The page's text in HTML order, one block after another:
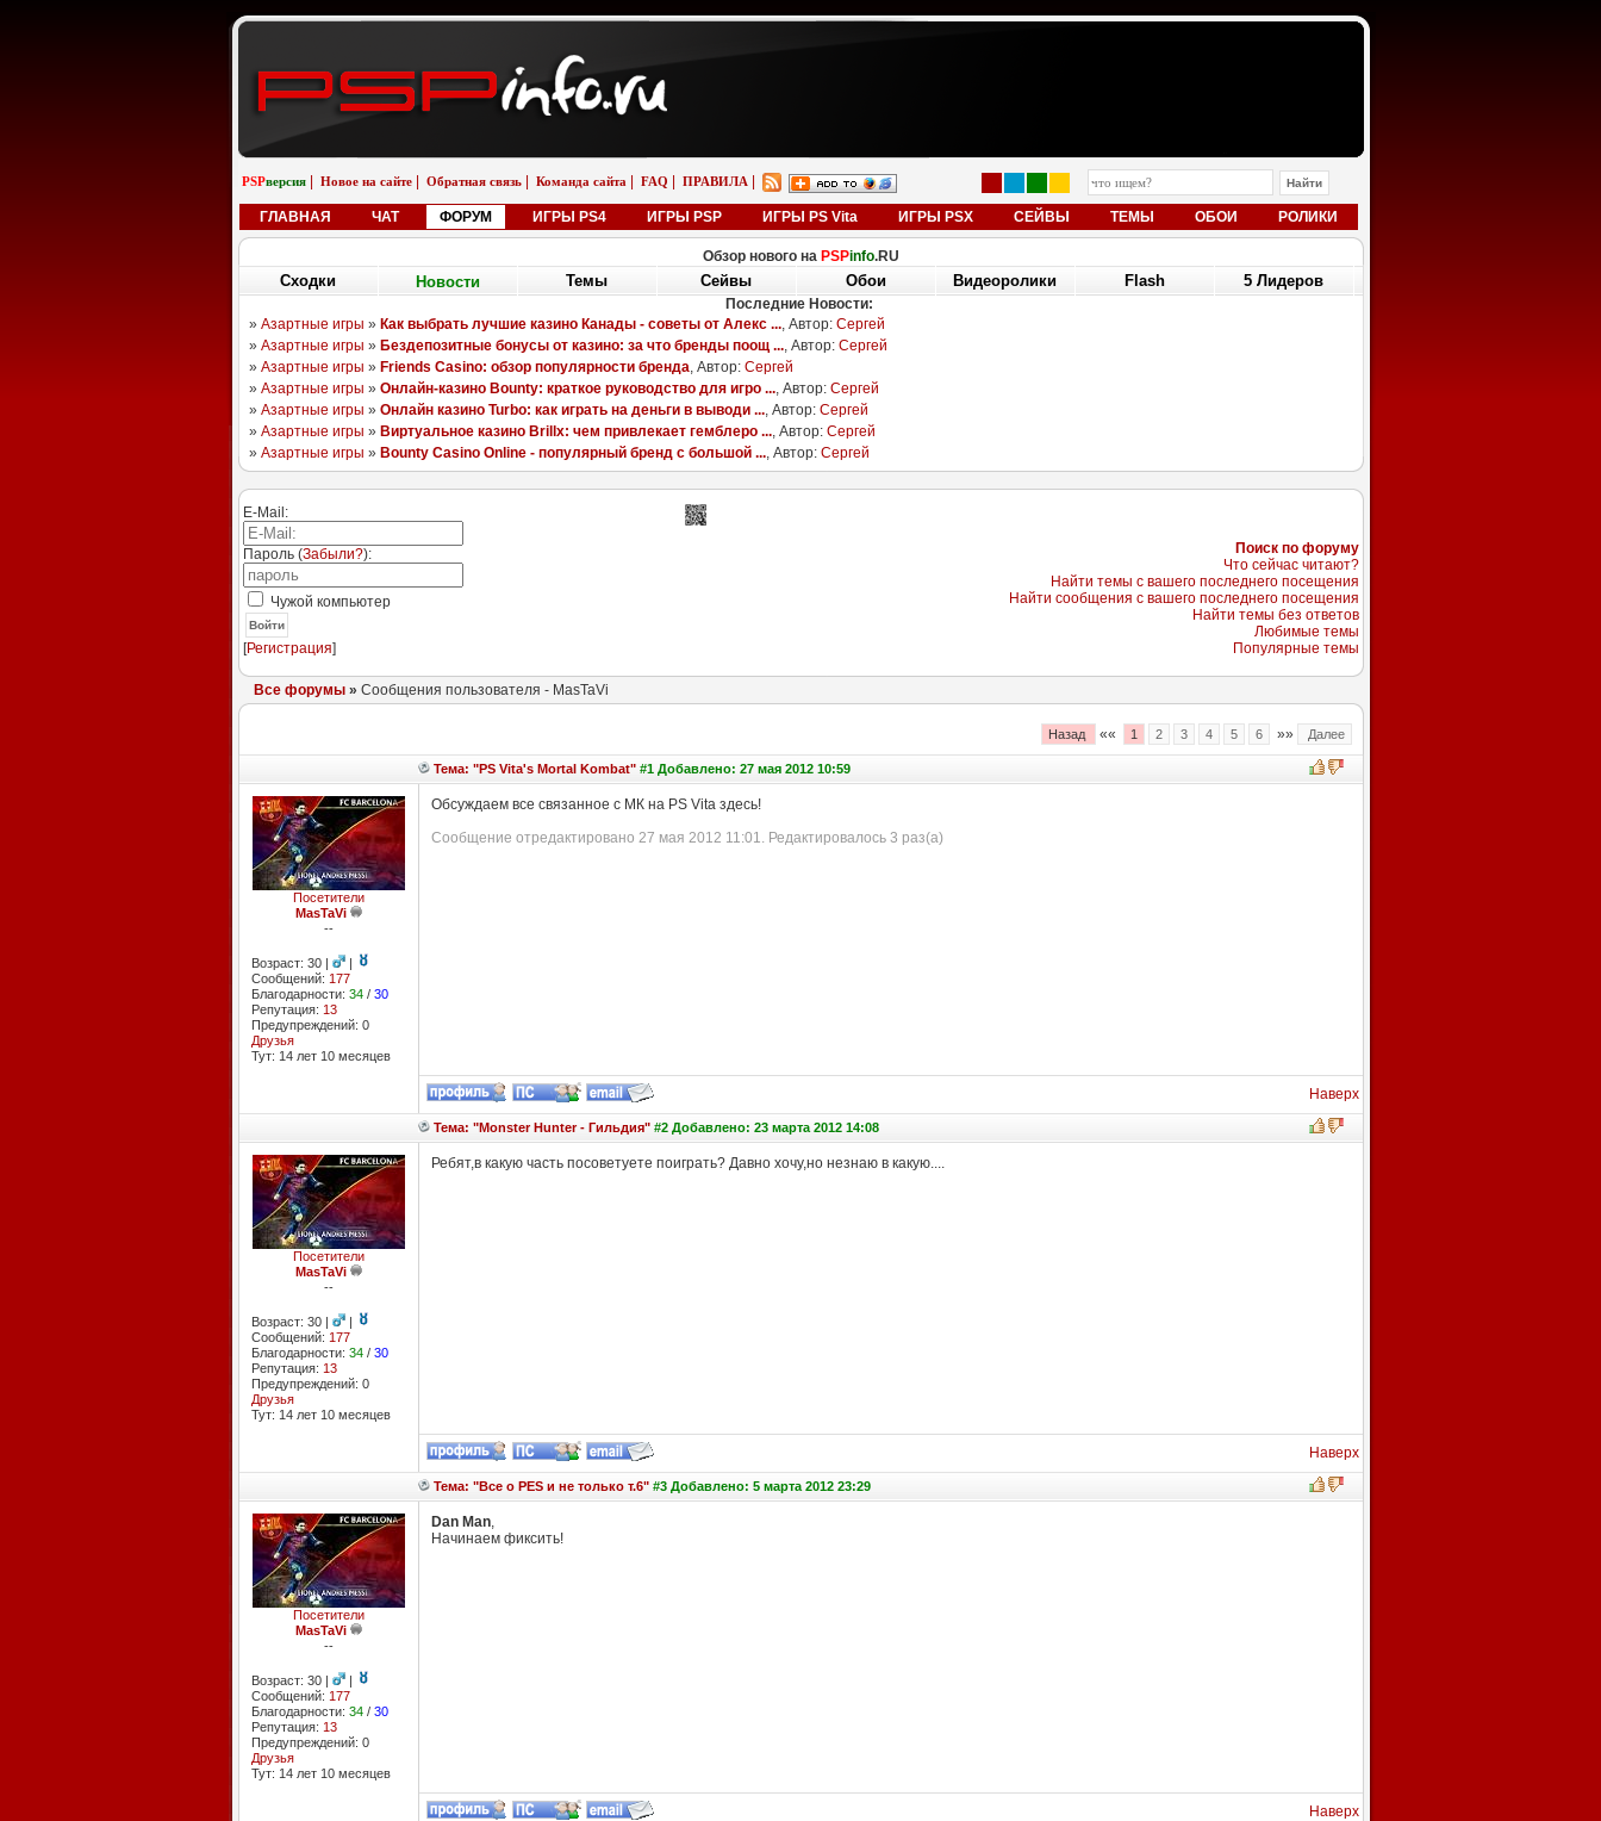
PSPверсия Новое на сайте Обратная связь Команда сайта FAQ ПРАВИЛА
ГЛАВНАЯ ЧАТ ФОРУМ ИГРЫ PS4 ИГРЫ PSP ИГРЫ PS Vita ИГРЫ PSX СЕЙВЫ ТЕМЫ ОБОИ РОЛИКИ
Обзор нового на PSPinfo.RU
Сходки Новости Темы Сейвы Обои Видеоролики Flash 5 Лидеров
Последние Темы:
08.08.25
Sony Aero Theme
randomizer562
06.11.18
Pixels
boyarchuk
26.04.13
LittleBigPlanet
YAGAMI55
05.01.13
Ika Musume
ULTIMATOR
04.01.13
Nichijou [RUS]
ULTIMATOR
E-Mail:
Пароль (Забыли?):
Чужой компьютер
Войти
[Регистрация]
Поиск по форуму
Что сейчас читают?
Найти темы с вашего последнего посещения
Найти сообщения с вашего последнего посещения
Найти темы без ответов
Любимые темы
Популярные темы
Все форумы» Сообщения пользователя - MasTaVi
Назад «« 1 2 3 4 5 6 »» Далее
Тема: "PS Vita's Mortal Kombat"#1 Добавлено: 27 мая 2012 10:59
Посетители
MasTaVi
--
Возраст: 30 |
|
Сообщений: 177
Благодарности: 34/ 30
Репутация: 13
Предупреждений: 0
Друзья
Тут: 14 лет 10 месяцев
Обсуждаем все связанное с МК на PS Vita здесь!
Сообщение отредактировано 27 мая 2012 11:01. Редактировалось 3 раз(а)
Наверх
Тема: "Monster Hunter - Гильдия"#2 Добавлено: 23 марта 2012 14:08
Посетители
MasTaVi
--
Возраст: 30 |
|
Сообщений: 177
Благодарности: 34/ 30
Репутация: 13
Предупреждений: 0
Друзья
Тут: 14 лет 10 месяцев
Ребят,в какую часть посоветуете поиграть? Давно хочу,но незнаю в какую....
Наверх
Тема: "Все о PES и не только т.6"#3 Добавлено: 5 марта 2012 23:29
Посетители
MasTaVi
--
Возраст: 30 |
|
Сообщений: 177
Благодарности: 34/ 30
Репутация: 13
Предупреждений: 0
Друзья
Тут: 14 лет 10 месяцев
Dan Man,
Начинаем фиксить!
Наверх